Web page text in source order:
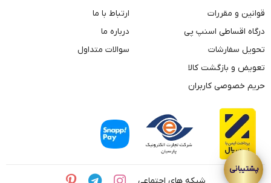
قوانین و مقررات
درگاه اقساطی اسنپ پی
تحویل سفارشات
تعویض و بازگشت کالا
حریم خصوصی کاربران
ارتباط با ما
درباره ما
سوالات متداول